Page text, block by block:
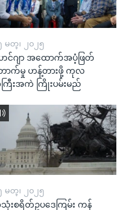
မတ္၊ ၂၀၂၅
င်ဂျာ အထောက်အပံ့ဖြတ်
ာက်မှု ဟန့်တားဖို့ ကုလ
ြီးအကဲ ကြိုးပမ်းမည်
မတ္၊ ၂၀၂၅
းစရိတ်ဥပဒေကြမ်း ကန်